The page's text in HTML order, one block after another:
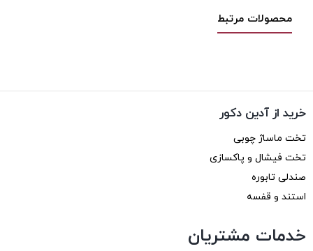
محصولات مرتبط
خرید از آدین دکور
تخت ماساژ چوبی
تخت فیشال و پاکسازی
صندلی تابوره
استند و قفسه
خدمات مشتریان